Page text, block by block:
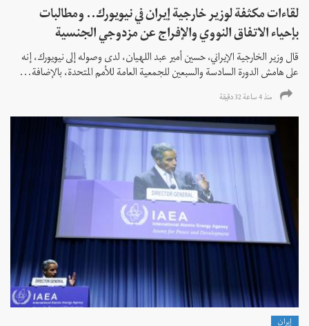
لقاءات مكثفة لوزير خارجية إيران في نيويورك.. ومطالبات
بإحياء الاتفاق النووي والإفراج عن مزدوجي الجنسية
قال وزير الخارجية الإيراني، حسين أمير عبد اللهيان، لدى وصوله إلى نيويورك، إنه
على هامش الدورة السادسة والسبعين للجمعية العامة للأمم المتحدة، بالإضافة...
منذ 4 ساعة 32 دقیقة